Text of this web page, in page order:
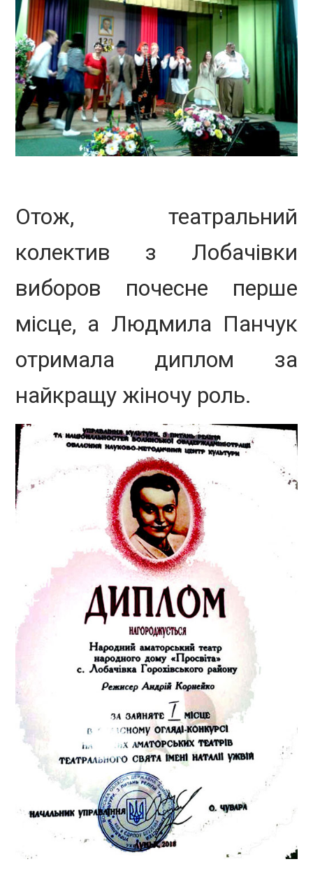
Отож, театральний
колектив з Лобачівки
виборов почесне перше
місце, а Людмила Панчук
отримала диплом за
найкращу жіночу роль.